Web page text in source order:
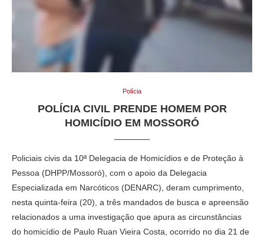
Polícia
POLÍCIA CIVIL PRENDE HOMEM POR
HOMICÍDIO EM MOSSORÓ
Policiais civis da 10ª Delegacia de Homicídios e de Proteção à
Pessoa (DHPP/Mossoró), com o apoio da Delegacia
Especializada em Narcóticos (DENARC), deram cumprimento,
nesta quinta-feira (20), a três mandados de busca e apreensão
relacionados a uma investigação que apura as circunstâncias
do homicídio de Paulo Ruan Vieira Costa, ocorrido no dia 21 de